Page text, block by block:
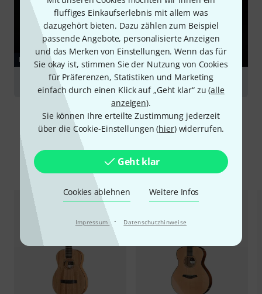
fluffiges Einkaufserlebnis mit allem was
dazugehört bieten. Dazu zählen zum Beispiel
passende Angebote, personalisierte Anzeigen
und das Merken von Einstellungen. Wenn das für
Sie okay ist, stimmen Sie der Nutzung von Cookies
für Präferenzen, Statistiken und Marketing
einfach durch einen Klick auf „Geht klar“ zu (alle
anzeigen).
Sie können Ihre erteilte Zustimmung jederzeit
über die Cookie-Einstellungen (hier) widerrufen.
Geht klar
Cookies ablehnen Weitere Infos
Impressum · Datenschutzhinweise
RATGEBER
Westerngitarren
Alternativen vergleichen